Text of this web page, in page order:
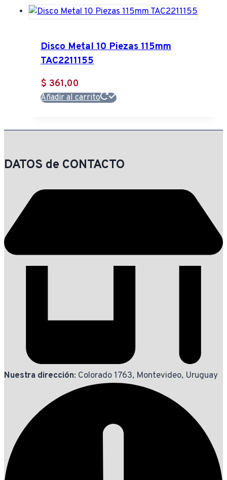
Disco Metal 10 Piezas 115mm
TAC2211155
$ 361,00
Añadir al carrito
DATOS de CONTACTO
Nuestra dirección: Colorado 1763, Montevideo, Uruguay